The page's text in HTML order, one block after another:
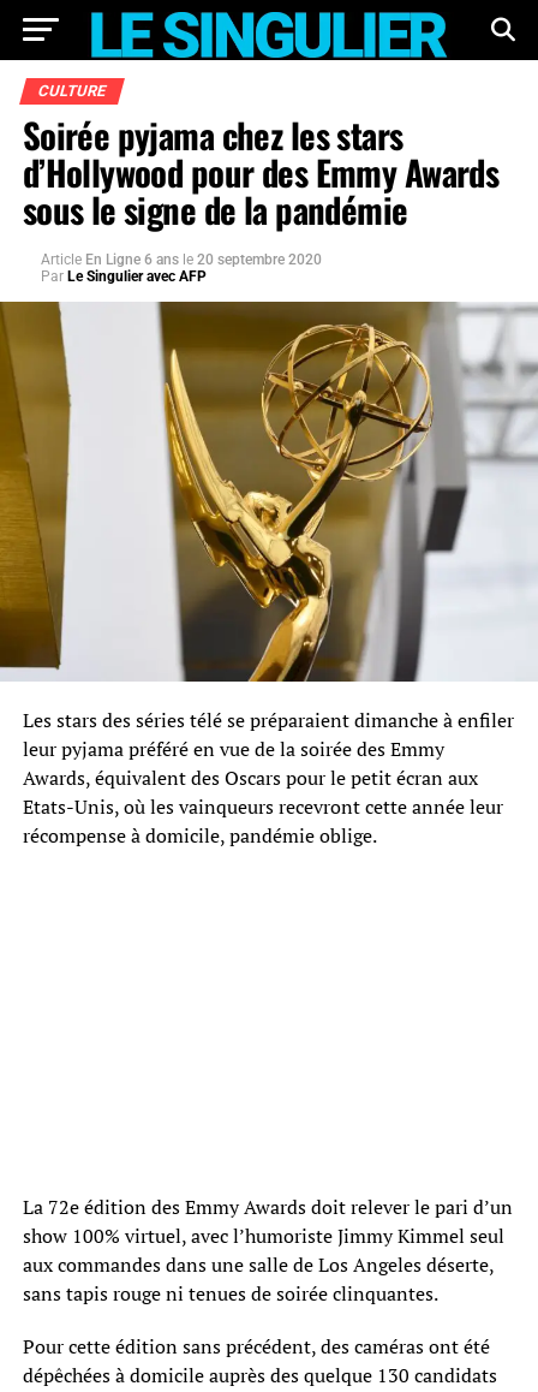
CULTURE
Soirée pyjama chez les stars
d’Hollywood pour des Emmy Awards
sous le signe de la pandémie
Article En Ligne 6 ans le 20 septembre 2020
Par Le Singulier avec AFP
Les stars des séries télé se préparaient dimanche à enfiler
leur pyjama préféré en vue de la soirée des Emmy
Awards, équivalent des Oscars pour le petit écran aux
Etats-Unis, où les vainqueurs recevront cette année leur
récompense à domicile, pandémie oblige.
La 72e édition des Emmy Awards doit relever le pari d’un
show 100% virtuel, avec l’humoriste Jimmy Kimmel seul
aux commandes dans une salle de Los Angeles déserte,
sans tapis rouge ni tenues de soirée clinquantes.
Pour cette édition sans précédent, des caméras ont été
dépêchées à domicile auprès des quelque 130 candidats